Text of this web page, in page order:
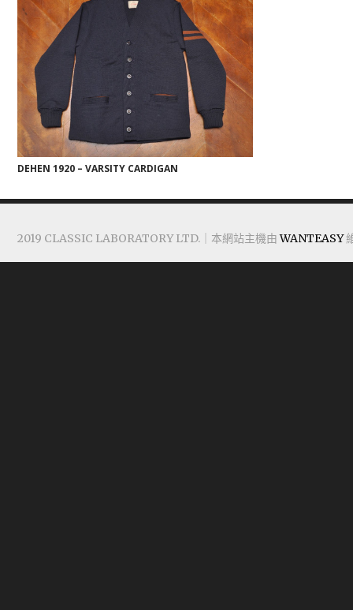
DEHEN 1920 – VARSITY CARDIGAN
2019 CLASSIC LABORATORY LTD.｜本網站主機由WANTEASY